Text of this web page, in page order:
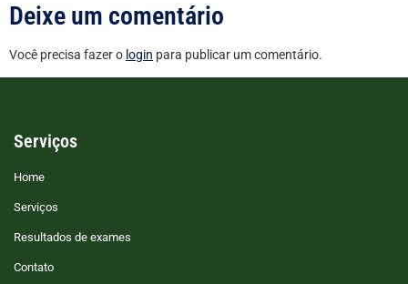
Deixe um comentário
Você precisa fazer o login para publicar um comentário.
Serviços
Home
Serviços
Resultados de exames
Contato